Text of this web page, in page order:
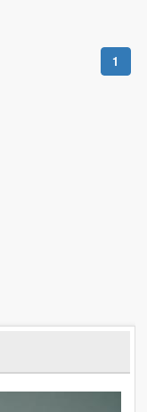
1